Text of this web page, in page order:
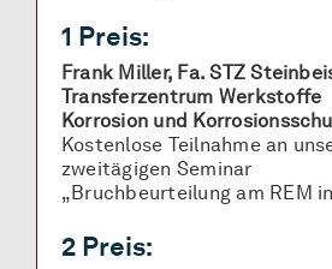
1 Preis:
Frank Miller, Fa. STZ
Transferzentrum Werkstoffe
Korrosion und
Kostenlose Teilnahme an
zweitägigen Seminar
„Bruchbeurteilung am REM
2 Preis: